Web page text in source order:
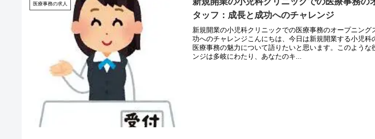
医療事務の求人
タッフ：成長と成功へのチャレンジ
新規開業の小児科クリニックでの医療事務のオープニング
功へのチャレンジこんにちは、今日は新規開業する小児科
医療事務の魅力について語りたいと思います。このような
ンジは多岐にわたり、あなたのキ...